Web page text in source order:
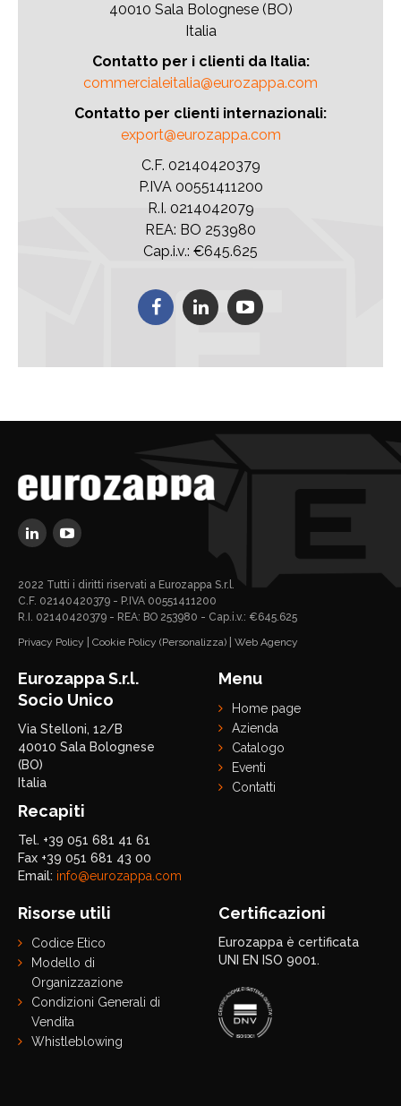
40010 Sala Bolognese (BO)
Italia
Contatto per i clienti da Italia:
commercialeitalia@eurozappa.com
Contatto per clienti internazionali:
export@eurozappa.com
C.F. 02140420379
P.IVA 00551411200
R.I. 0214042079
REA: BO 253980
Cap.i.v.: €645.625
2022 Tutti i diritti riservati a Eurozappa S.r.l.
C.F. 02140420379 - P.IVA 00551411200
R.I. 02140420379 - REA: BO 253980 - Cap.i.v.: €645.625
Privacy Policy
Cookie Policy (Personalizza) Web Agency
Eurozappa S.r.l.
Socio Unico
Via Stelloni, 12/B
40010 Sala Bolognese
(BO)
Italia
Recapiti
Tel. +39 051 681 41 61
Fax +39 051 681 43 00
Email: info@eurozappa.com
Menu
Home page
Azienda
Catalogo
Eventi
Contatti
Risorse utili
Codice Etico
Modello di
Organizzazione
Condizioni Generali di
Vendita
Whistleblowing
Certificazioni
Eurozappa è certificata
UNI EN ISO 9001.